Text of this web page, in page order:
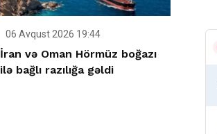
06 Avqust 2026 19:44
İran və Oman Hörmüz boğazı
ilə bağlı razılığa gəldi